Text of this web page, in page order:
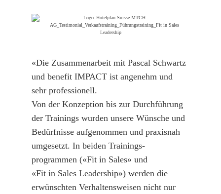
«Die Zusammenarbeit mit Pascal Schwartz
und benefit IMPACT ist angenehm und
sehr professionell.
Von der Konzeption bis zur Durchführung
der Trainings wurden unsere Wünsche und
Bedürfnisse aufgenommen und praxisnah
umgesetzt. In beiden Trainings-
programmen («Fit in Sales» und
«Fit in Sales Leadership») werden die
erwünschten Verhaltensweisen nicht nur